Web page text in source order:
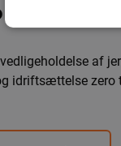
Zero
af
idriftsættelse zero